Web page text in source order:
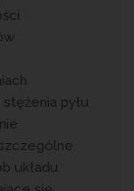
pyłu
układu